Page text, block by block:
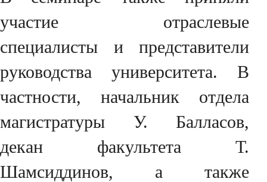
участие отраслевые
специалисты и представители
руководства университета. В
частности, начальник отдела
магистратуры У. Балласов,
декан факультета Т.
Шамсиддинов, а также